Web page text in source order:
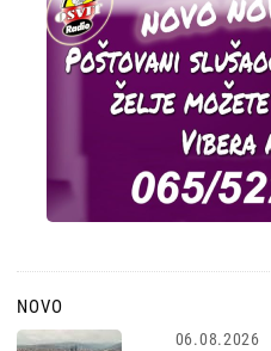
NOVO
06.08.2026